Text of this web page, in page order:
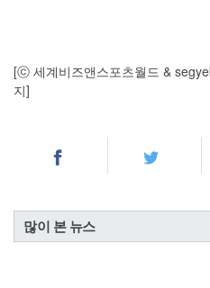
[ⓒ 세계비즈앤스포츠월드 &
지]
많이 본 뉴스